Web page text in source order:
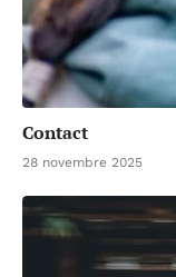
Contact
28 novembre 2025